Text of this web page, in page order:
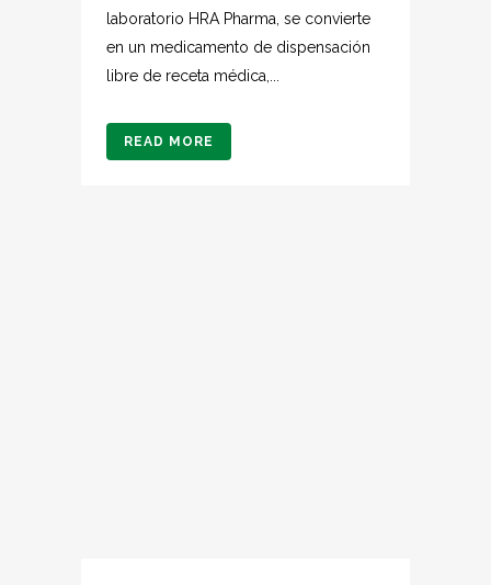
laboratorio HRA Pharma, se convierte
en un medicamento de dispensación
libre de receta médica,...
READ MORE